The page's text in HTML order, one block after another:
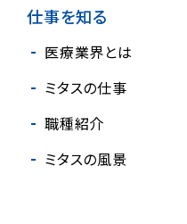
仕事を知る
医療業界とは
ミタスの仕事
職種紹介
ミタスの風景